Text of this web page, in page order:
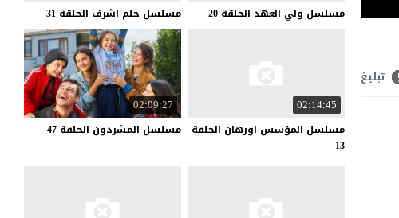
تبليغ
مسلسل ولي العهد الحلقة 20 مسلسل حلم اشرف الحلقة 31
02:14:45
مسلسل المؤسس اورهان الحلقة
13
02:09:27
مسلسل المشردون الحلقة 47